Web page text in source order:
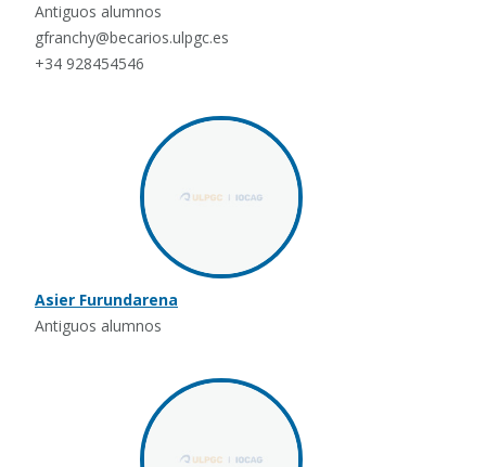
Antiguos alumnos
gfranchy@becarios.ulpgc.es
+34 928454546
Asier Furundarena
Antiguos alumnos